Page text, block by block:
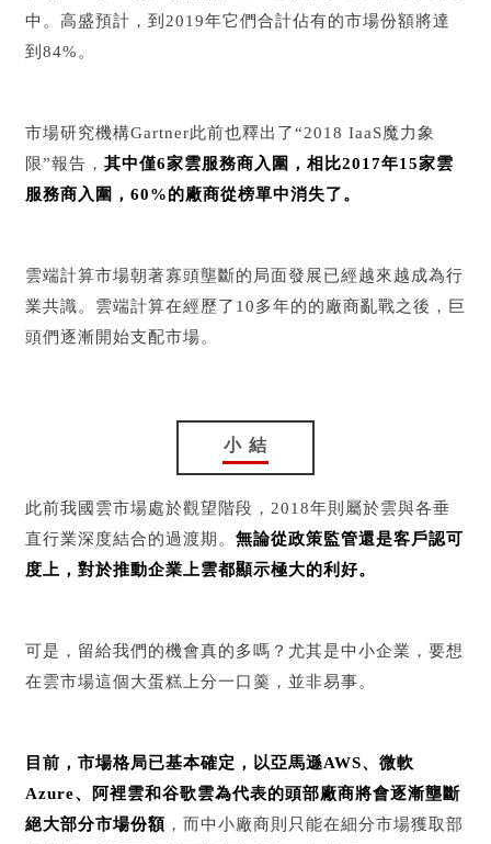
中。高盛預計，到2019年它們合計佔有的市場份額將達
到84%。
市場研究機構Gartner此前也釋出了“2018 IaaS魔力象
限”報告， 其中僅6家雲服務商入圍，相比2017年15家雲
服務商入圍，60%的廠商從榜單中消失了。
雲端計算市場朝著寡頭壟斷的局面發展已經越來越成為行
業共識。雲端計算在經歷了10多年的的廠商亂戰之後，巨
頭們逐漸開始支配市場。
小 結
此前我國雲市場處於觀望階段，2018年則屬於雲與各垂
直行業深度結合的過渡期。 無論從政策監管還是客戶認可
度上，對於推動企業上雲都顯示極大的利好。
可是，留給我們的機會真的多嗎？尤其是中小企業，要想
在雲市場這個大蛋糕上分一口羹，並非易事。
目前，市場格局已基本確定，以亞馬遜AWS、微軟
Azure、阿裡雲和谷歌雲為代表的頭部廠商將會逐漸壟斷
絕大部分市場份額 ，而中小廠商則只能在細分市場獲取部